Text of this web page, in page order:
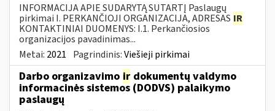
INFORMACIJA APIE SUDARYTĄ SUTARTĮ Paslaugų
pirkimai I. PERKANČIOJI ORGANIZACIJA, ADRESAS IR
KONTAKTINIAI DUOMENYS: I.1. Perkančiosios
organizacijos pavadinimas...
Metai: 2021 Pagrindinis:Viešieji pirkimai
Darbo organizavimo ir dokumentų valdymo
informacinės sistemos (DODVS) palaikymo
paslaugų